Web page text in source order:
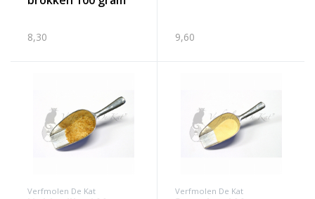
8,30 9,60
Verfmolen De Kat Verfmolen De Kat